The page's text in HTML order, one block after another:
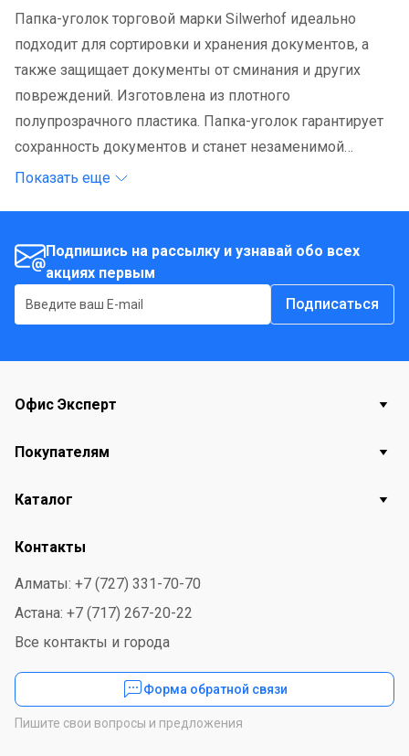
Папка-уголок торговой марки Silwerhof идеально
подходит для сортировки и хранения документов, а
также защищает документы от сминания и других
повреждений. Изготовлена из плотного
полупрозрачного пластика. Папка-уголок гарантирует
сохранность документов и станет незаменимой
вещью в работе.
Показать еще
Подпишись на рассылку и узнавай обо всех
акциях первым
Подписаться
Офис Эксперт
Покупателям
Каталог
Контакты
Алматы: +7 (727) 331-70-70
Астана: +7 (717) 267-20-22
Все контакты и города
Форма обратной связи
Пишите свои вопросы и предложения